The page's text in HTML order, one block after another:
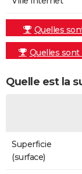
Quelles
Quelles sont
Quelle est la
Superficie
(surface)